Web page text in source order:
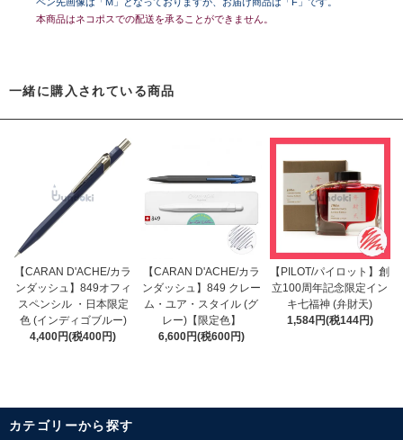
本商品はネコポスでの配送を承ることができません。
一緒に購入されている商品
【CARAN D'ACHE/カラ
ンダッシュ】849オフィ
スペンシル ・日本限定
色 (インディゴブルー)
4,400円(税400円)
【CARAN D'ACHE/カラ
ンダッシュ】849 クレー
ム・ユア・スタイル (グ
レー)【限定色】
6,600円(税600円)
【PILOT/パイロット】創
立100周年記念限定イン
キ七福神 (弁財天)
1,584円(税144円)
カテゴリーから探す